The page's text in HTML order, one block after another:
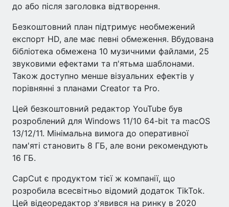
до або після заголовка відтворення.
Безкоштовний план підтримує необмежений
експорт HD, але має певні обмеження. Вбудована
бібліотека обмежена 10 музичними файлами, 25
звуковими ефектами та п'ятьма шаблонами.
Також доступно менше візуальних ефектів у
порівнянні з планами Creator та Pro.
Цей безкоштовний редактор YouTube був
розроблений для Windows 11/10 64-bit та macOS
13/12/11. Мінімальна вимога до оперативної
пам'яті становить 8 ГБ, але вони рекомендують
16 ГБ.
CapCut є продуктом тієї ж компанії, що
розробила всесвітньо відомий додаток TikTok.
Цей відеоредактор з'явився на ринку в 2020